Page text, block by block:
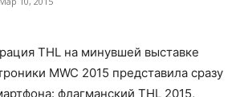
THL на минувшей выставке
MWC 2015 представила сразу
флагманский THL 2015,